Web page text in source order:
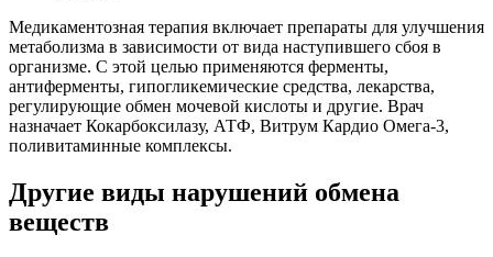
Медикаментозная терапия включает препараты для улучшения
метаболизма в зависимости от вида наступившего сбоя в
организме. С этой целью применяются ферменты,
антиферменты, гипогликемические средства, лекарства,
регулирующие обмен мочевой кислоты и другие. Врач
назначает Кокарбоксилазу, АТФ, Витрум Кардио Омега-3,
поливитаминные комплексы.
Другие виды нарушений обмена
веществ